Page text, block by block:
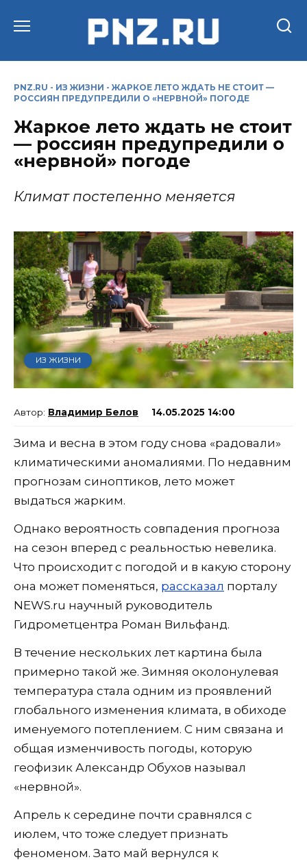
PNZ.RU - ИЗ ЖИЗНИ - ЖАРКОЕ ЛЕТО ЖДАТЬ НЕ СТОИТ —
РОССИЯН ПРЕДУПРЕДИЛИ О «НЕРВНОЙ» ПОГОДЕ
Жаркое лето ждать не стоит
— россиян предупредили о
«нервной» погоде
Климат постепенно меняется
ИЗ ЖИЗНИ
Владимир Белов 14.05.2025 14:00
Зима и весна в этом году снова «радовали»
климатическими аномалиями. По недавним
прогнозам синоптиков, лето может
выдаться жарким.
Однако вероятность совпадения прогноза
на сезон вперед с реальностью невелика.
Что происходит с погодой и в какую сторону
она может поменяться, рассказал порталу
NEWS.ru научный руководитель
Гидрометцентра Роман Вильфанд.
В течение нескольких лет картина была
примерно такой же. Зимняя околонулевая
температура стала одним из проявлений
глобального изменения климата, в обиходе
именуемого потеплением. С ним связана и
общая изменчивость погоды, которую
геофизик Александр Обухов называл
«нервной».
Апрель к середине почти сравнялся с
июлем, что тоже следует признать
феноменом. Зато май вернулся к